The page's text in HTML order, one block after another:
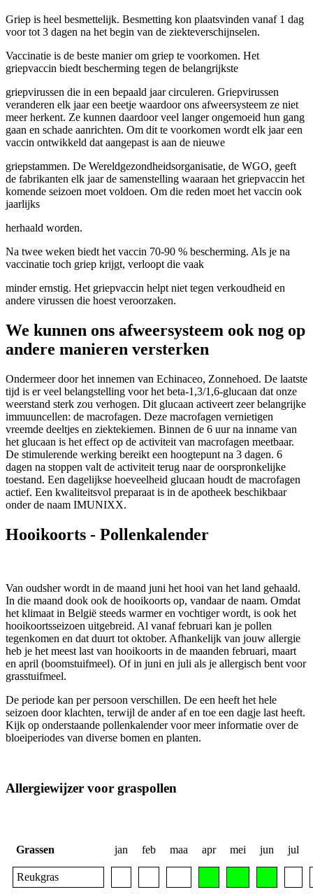
Griep is heel besmettelijk. Besmetting kon plaatsvinden vanaf 1 dag
voor tot 3 dagen na het begin van de ziekteverschijnselen.
Vaccinatie is de beste manier om griep te voorkomen. Het
griepvaccin biedt bescherming tegen de belangrijkste
griepvirussen die in een bepaald jaar circuleren. Griepvirussen
veranderen elk jaar een beetje waardoor ons afweersysteem ze niet
meer herkent. Ze kunnen daardoor veel langer ongemoeid hun gang
gaan en schade aanrichten. Om dit te voorkomen wordt elk jaar een
vaccin ontwikkeld dat aangepast is aan de nieuwe
griepstammen. De Wereldgezondheidsorganisatie, de WGO, geeft
de fabrikanten elk jaar de samenstelling waaraan het griepvaccin het
komende seizoen moet voldoen. Om die reden moet het vaccin ook
jaarlijks
herhaald worden.
Na twee weken biedt het vaccin 70-90 % bescherming. Als je na
vaccinatie toch griep krijgt, verloopt die vaak
minder ernstig. Het griepvaccin helpt niet tegen verkoudheid en
andere virussen die hoest veroorzaken.
We kunnen ons afweersysteem ook nog op
andere manieren versterken
Ondermeer door het innemen van Echinaceo, Zonnehoed. De laatste
tijd is er veel belangstelling voor het beta-1,3/1,6-glucaan dat onze
weerstand sterk zou verhogen. Dit glucaan activeert zeer belangrijke
immuuncellen: de macrofagen. Deze macrofagen vernietigen
vreemde deeltjes en ziektekiemen. Binnen de 6 uur na inname van
het glucaan is het effect op de activiteit van macrofagen meetbaar.
De stimulerende werking bereikt een hoogtepunt na 3 dagen. 6
dagen na stoppen valt de activiteit terug naar de oorspronkelijke
toestand. Een dagelijkse hoeveelheid glucaan houdt de macrofagen
actief. Een kwaliteitsvol preparaat is in de apotheek beschikbaar
onder de naam IMUNIXX.
Hooikoorts - Pollenkalender
Van oudsher wordt in de maand juni het hooi van het land gehaald.
In die maand dook ook de hooikoorts op, vandaar de naam. Omdat
het klimaat in België steeds warmer en vochtiger wordt, is ook het
hooikoortsseizoen uitgebreid. Al vanaf februari kan je pollen
tegenkomen en dat duurt tot oktober. Afhankelijk van jouw allergie
heb je het meest last van hooikoorts in de maanden februari, maart
en april (boomstuifmeel). Of in juni en juli als je allergisch bent voor
grasstuifmeel.
De periode kan per persoon verschillen. De een heeft het hele
seizoen door klachten, terwijl de ander af en toe een dagje last heeft.
Kijk op onderstaande pollenkalender voor meer informatie over de
bloeiperiodes van diverse bomen en planten.
Allergiewijzer voor graspollen
Grassen jan feb maa apr mei jun jul
Reukgras